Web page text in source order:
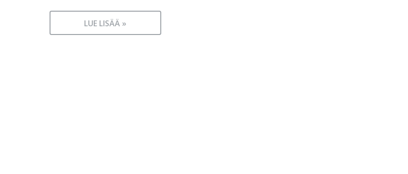
LUE LISÄÄ »